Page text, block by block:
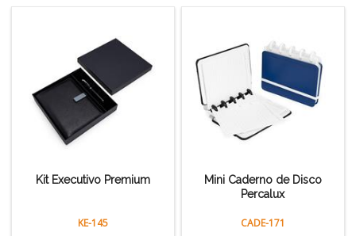
Kit Executivo Premium
KE-145
Mini Caderno de Disco
Percalux
CADE-171